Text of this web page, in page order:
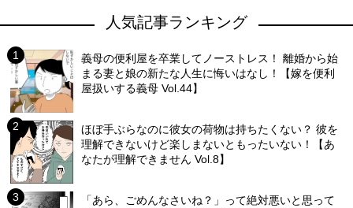
人気記事ランキング
義母の便利屋を卒業してノーストレス！ 離婚から始
まる妻と娘の新たな人生に悔いはなし！【嫁を便利
屋扱いする義母 Vol.44】
ほぼ手ぶらなのに彼女の荷物は持ちたくない？ 彼を
理解できないけど楽しまないともったいない！【あ
なたが理解できません Vol.8】
「あら、ごめんなさいね？」って絶対悪いと思って